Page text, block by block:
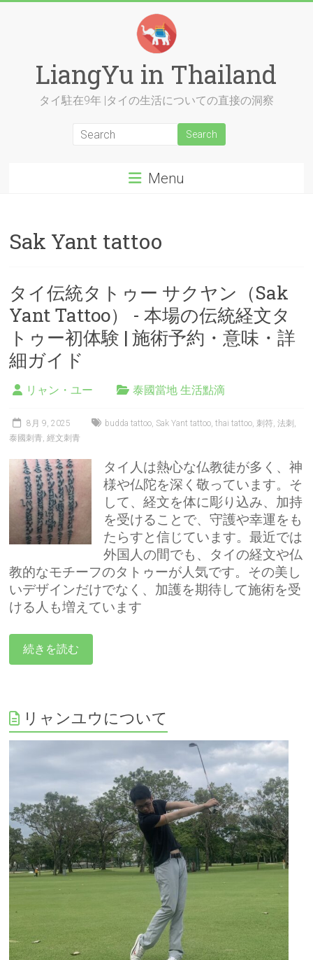
LiangYu in Thailand
タイ駐在9年 |タイの生活についての直接の洞察
Menu
Sak Yant tattoo
タイ伝統タトゥー サクヤン（Sak
Yant Tattoo） - 本場の伝統経文タ
トゥー初体験 | 施術予約・意味・詳
細ガイド
リャン・ユー 泰國當地 生活點滴
8月 9, 2025 budda tattoo, Sak Yant tattoo,thai tattoo, 刺符,法刺 ,
泰國刺青,經文刺青
タイ人は熱心な仏教徒が多く、神
様や仏陀を深く敬っています。そ
して、経文を体に彫り込み、加持
を受けることで、守護や幸運をも
たらすと信じています。最近では
外国人の間でも、タイの経文や仏
教的なモチーフのタトゥーが人気です。その美し
いデザインだけでなく、加護を期待して施術を受
ける人も増えています
続きを読む
リャンユウについて